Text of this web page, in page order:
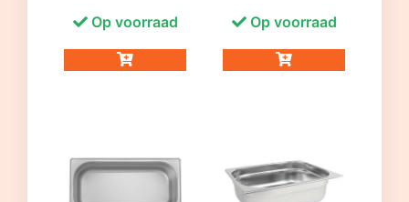
Op voorraad Op voorraad